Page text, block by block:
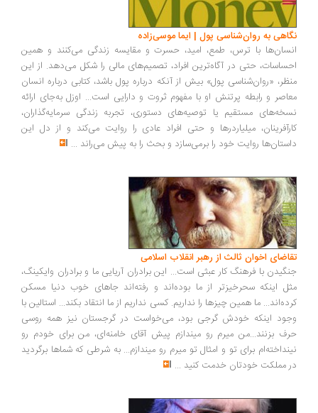
به روان‌شناسی پول | ایما موسی‌زاده
با ترس، طمع، امید، حسرت و مقایسه زندگی می‌کنند و همین
حتی در آگاه‌ترین افراد، تصمیم‌های مالی را شکل می‌دهد. از این
«روان‌شناسی پول» بیش از آنکه درباره پول باشد، کتابی درباره انسان
و رابطه پرتنش او با مفهوم ثروت و دارایی است... اوزل به‌جای ارائه
مستقیم یا توصیه‌های دستوری، تجربه زندگی سرمایه‌گذاران،
میلیاردرها و حتی افراد عادی را روایت می‌کند و از دل این
روایت خود را برمی‌سازد و بحث را به پیش می‌راند ...
اخوان ثالث از رهبر انقلاب اسلامی
با فرهنگ کار عبثی است... این برادران آریایی ما و برادران وایکینگ،
اینکه سحرخیزتر از ما بوده‌اند و رفته‌اند جاهای خوب دنیا مسکن
ما همین چیزها را نداریم. کسی نداریم از ما انتقاد بکند... استالین با
اینکه خودش گرجی بود، می‌خواست در گرجستان نیز همه روسی
بزنند...من میرم رو میندازم پیش آقای خامنه‌ای، من برای خودم رو
برای تو و امثال تو میرم رو میندازم... به شرطی که شماها برگردید
مملکت خودتان خدمت کنید...